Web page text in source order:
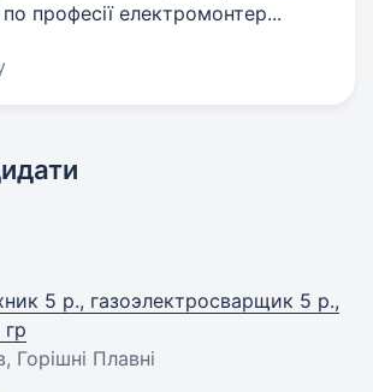
професії електромонтер...
5 р., газоэлектросварщик 5 р.,
Горішні Плавні